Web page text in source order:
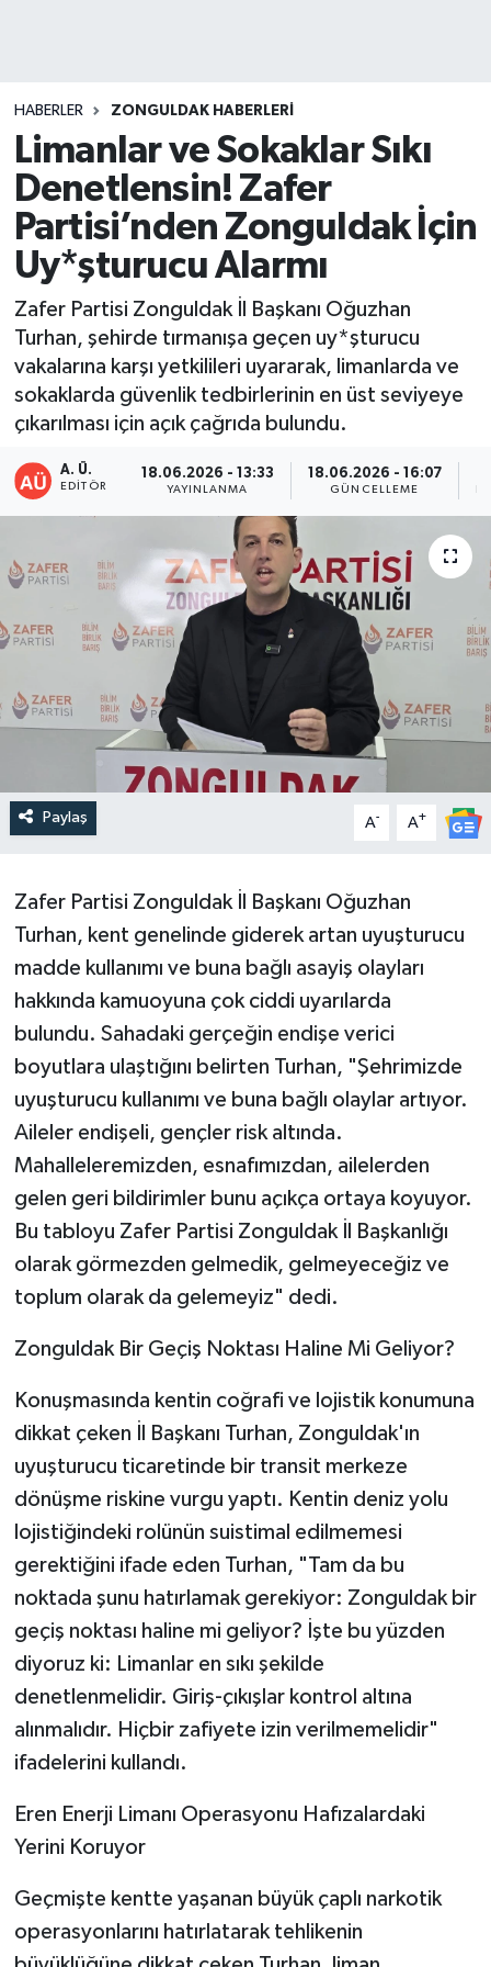
HABERLER ZONGULDAK HABERLERI
Limanlar ve Sokaklar Sıkı
Denetlensin! Zafer
Partisi’nden Zonguldak İçin
Uy*şturucu Alarmı
Zafer Partisi Zonguldak İl Başkanı Oğuzhan
Turhan, şehirde tırmanışa geçen uy*şturucu
vakalarına karşı yetkilileri uyararak, limanlarda ve
sokaklarda güvenlik tedbirlerinin en üst seviyeye
çıkarılması için açık çağrıda bulundu.
A. Ü.
EDITÖR
18.06.2026 - 13:33
YAYINLANMA
18.06.2026 - 16:07
GÜNCELLEME
Paylaş A- A+
​Zafer Partisi Zonguldak İl Başkanı Oğuzhan
Turhan, kent genelinde giderek artan uyuşturucu
madde kullanımı ve buna bağlı asayiş olayları
hakkında kamuoyuna çok ciddi uyarılarda
bulundu. Sahadaki gerçeğin endişe verici
boyutlara ulaştığını belirten Turhan, "Şehrimizde
uyuşturucu kullanımı ve buna bağlı olaylar artıyor.
Aileler endişeli, gençler risk altında.
Mahalleleremizden, esnafımızdan, ailelerden
gelen geri bildirimler bunu açıkça ortaya koyuyor.
Bu tabloyu Zafer Partisi Zonguldak İl Başkanlığı
olarak görmezden gelmedik, gelmeyeceğiz ve
toplum olarak da gelemeyiz" dedi.
​Zonguldak Bir Geçiş Noktası Haline Mi Geliyor?
​Konuşmasında kentin coğrafi ve lojistik konumuna
dikkat çeken İl Başkanı Turhan, Zonguldak'ın
uyuşturucu ticaretinde bir transit merkeze
dönüşme riskine vurgu yaptı. Kentin deniz yolu
lojistiğindeki rolünün suistimal edilmemesi
gerektiğini ifade eden Turhan, "Tam da bu
noktada şunu hatırlamak gerekiyor: Zonguldak bir
geçiş noktası haline mi geliyor? İşte bu yüzden
diyoruz ki: Limanlar en sıkı şekilde
denetlenmelidir. Giriş-çıkışlar kontrol altına
alınmalıdır. Hiçbir zafiyete izin verilmemelidir"
ifadelerini kullandı.
​Eren Enerji Limanı Operasyonu Hafızalardaki
Yerini Koruyor
​Geçmişte kentte yaşanan büyük çaplı narkotik
operasyonlarını hatırlatarak tehlikenin
EREĞLİ
GÖKÇEBEY
KARABÜK
KASTAMONU